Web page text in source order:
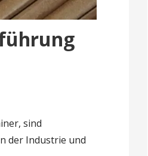
sind
der Industrie und